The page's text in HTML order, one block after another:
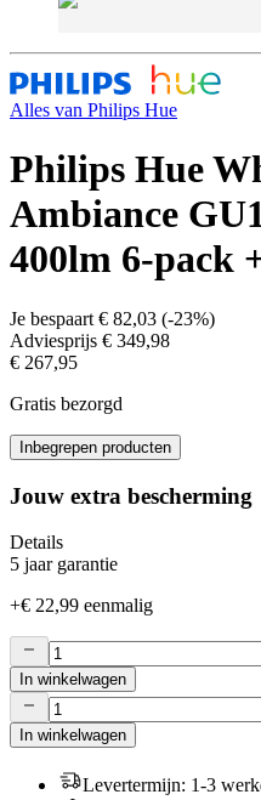
Alles van Philips Hue
Philips Hue
Ambiance
400lm 6-pack
Je bespaart € 82,03 (-23%)
Adviesprijs € 349,98
€ 267,95
Gratis bezorgd
Inbegrepen producten
Jouw extra bescherming
Details
5 jaar garantie
+€ 22,99 eenmalig
In winkelwagen
In winkelwagen
Levertermijn: 1-3